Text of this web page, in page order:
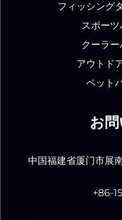
フィッシング
スポー
クーラ
アウトド
ペット
お
中国福建省厦门市展
+86-